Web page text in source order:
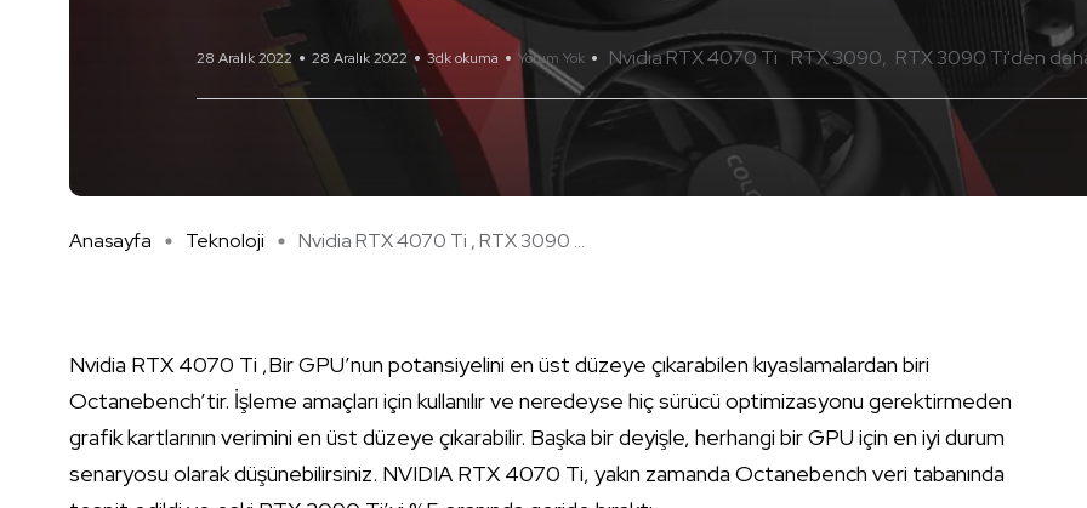
28 Aralık 2022 28 Aralık 2022 3dk okuma Yorum Yok Nvidia RTX 4070 Ti RTX 3090 RTX 3090 Ti'den
Anasayfa Teknoloji Nvidia RTX 4070 Ti , RTX 3090 ...
Nvidia RTX 4070 Ti ,Bir GPU’nun potansiyelini en üst düzeye çıkarabilen kıyaslamalardan biri
Octanebench’tir. İşleme amaçları için kullanılır ve neredeyse hiç sürücü optimizasyonu gerektirmeden
grafik kartlarının verimini en üst düzeye çıkarabilir. Başka bir deyişle, herhangi bir GPU için en iyi durum
senaryosu olarak düşünebilirsiniz. NVIDIA RTX 4070 Ti, yakın zamanda Octanebench veri tabanında